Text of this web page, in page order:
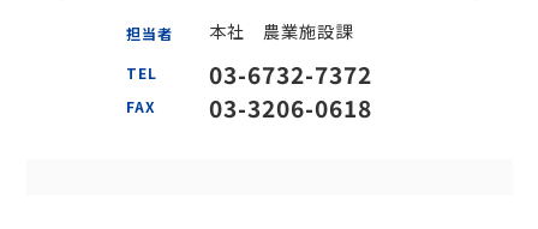
担当者 本社 農業施設課
TEL 03-6732-7372
FAX 03-3206-0618